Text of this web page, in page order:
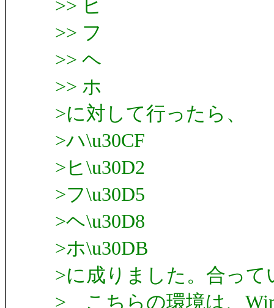
>> ヒ
>> フ
>> ヘ
>> ホ
>に対して行ったら、
>ハ\u30CF
>ヒ\u30D2
>フ\u30D5
>ヘ\u30D8
>ホ\u30DB
>に成りました。合っ
> こちらの環境は、